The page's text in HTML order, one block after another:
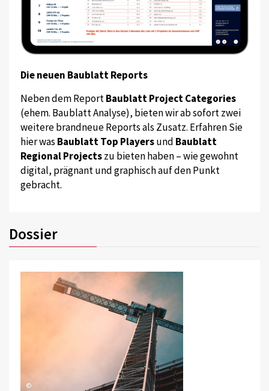
Die neuen Baublatt Reports
Neben dem ReportBaublatt Project Categories
(ehem. Baublatt Analyse), bieten wir ab sofort zwei
weitere brandneue Reports als Zusatz. Erfahren Sie
hier was Baublatt Top Playersund Baublatt
Regional Projectszu bieten haben – wie gewohnt
digital, prägnant und graphisch auf den Punkt
gebracht.
Dossier
©